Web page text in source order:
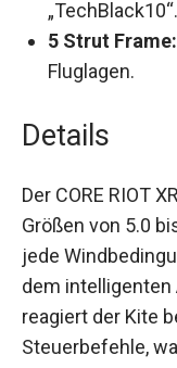
und
5 Strut Frame:
Fluglagen.
Details
Der CORE RIOT
Größen von 5.0
jede
Mit dem
System reagiert
deine